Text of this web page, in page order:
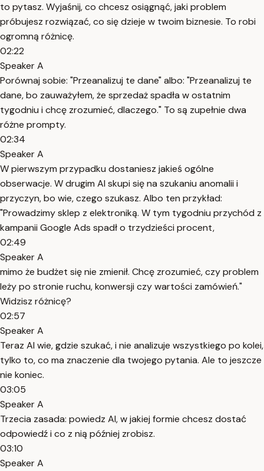
to pytasz. Wyjaśnij, co chcesz osiągnąć, jaki problem
próbujesz rozwiązać, co się dzieje w twoim biznesie. To robi
ogromną różnicę.
02:22
Speaker A
Porównaj sobie: "Przeanalizuj te dane" albo: "Przeanalizuj te
dane, bo zauważyłem, że sprzedaż spadła w ostatnim
tygodniu i chcę zrozumieć, dlaczego." To są zupełnie dwa
różne prompty.
02:34
Speaker A
W pierwszym przypadku dostaniesz jakieś ogólne
obserwacje. W drugim AI skupi się na szukaniu anomalii i
przyczyn, bo wie, czego szukasz. Albo ten przykład:
"Prowadzimy sklep z elektroniką. W tym tygodniu przychód z
kampanii Google Ads spadł o trzydzieści procent,
02:49
Speaker A
mimo że budżet się nie zmienił. Chcę zrozumieć, czy problem
leży po stronie ruchu, konwersji czy wartości zamówień."
Widzisz różnicę?
02:57
Speaker A
Teraz AI wie, gdzie szukać, i nie analizuje wszystkiego po kolei,
tylko to, co ma znaczenie dla twojego pytania. Ale to jeszcze
nie koniec.
03:05
Speaker A
Trzecia zasada: powiedz AI, w jakiej formie chcesz dostać
odpowiedź i co z nią później zrobisz.
03:10
Speaker A